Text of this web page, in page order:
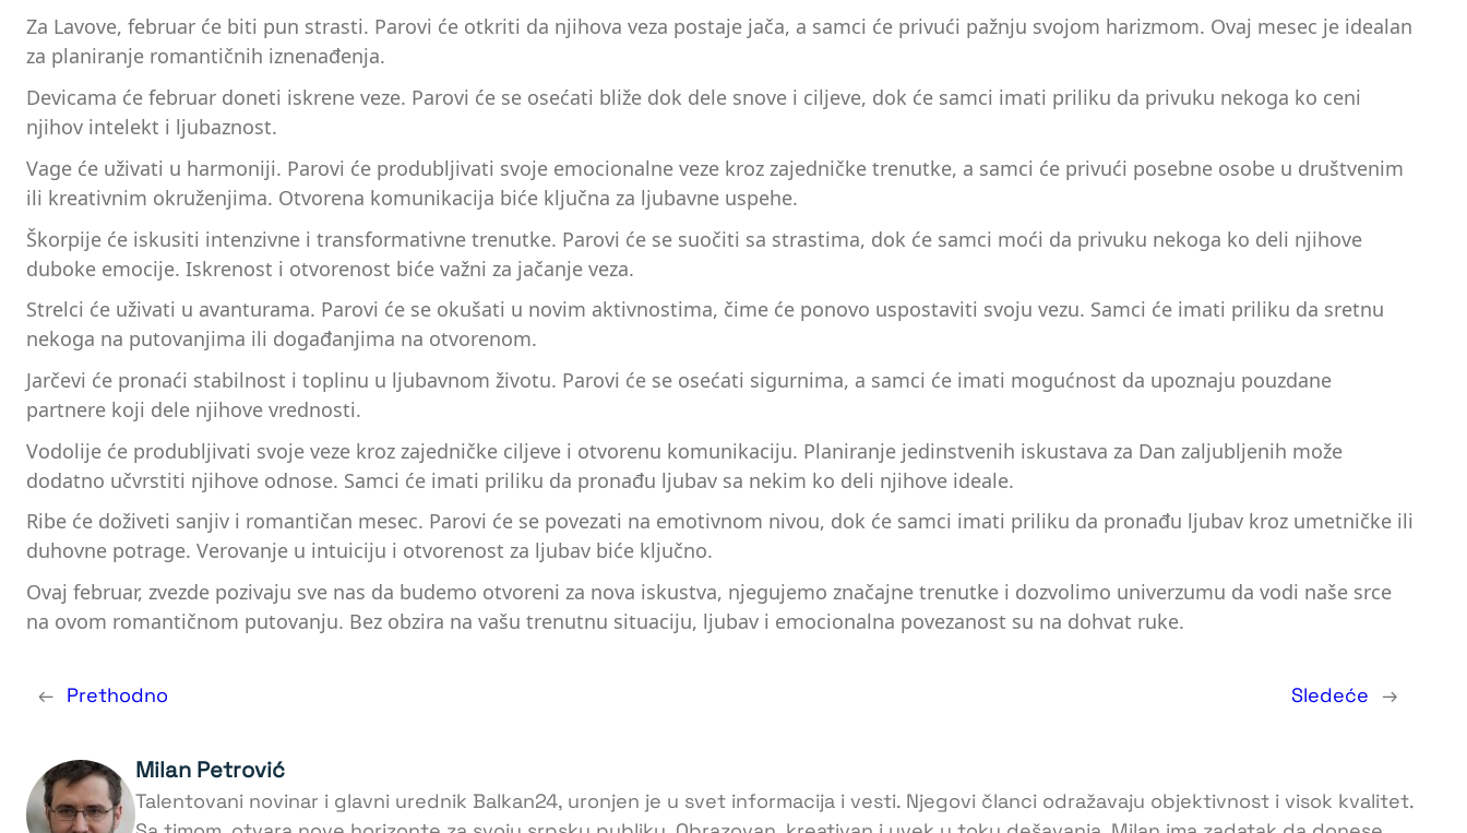
Za Lavove, februar će biti pun strasti. Parovi će otkriti da njihova veza postaje jača, a samci će privući pažnju svojom harizmom. Ovaj mesec je idealan
za planiranje romantičnih iznenađenja.
Devicama će februar doneti iskrene veze. Parovi će se osećati bliže dok dele snove i ciljeve, dok će samci imati priliku da privuku nekoga ko ceni
njihov intelekt i ljubaznost.
Vage će uživati u harmoniji. Parovi će produbljivati svoje emocionalne veze kroz zajedničke trenutke, a samci će privući posebne osobe u društvenim
ili kreativnim okruženjima. Otvorena komunikacija biće ključna za ljubavne uspehe.
Škorpije će iskusiti intenzivne i transformativne trenutke. Parovi će se suočiti sa strastima, dok će samci moći da privuku nekoga ko deli njihove
duboke emocije. Iskrenost i otvorenost biće važni za jačanje veza.
Strelci će uživati u avanturama. Parovi će se okušati u novim aktivnostima, čime će ponovo uspostaviti svoju vezu. Samci će imati priliku da sretnu
nekoga na putovanjima ili događanjima na otvorenom.
Jarčevi će pronaći stabilnost i toplinu u ljubavnom životu. Parovi će se osećati sigurnima, a samci će imati mogućnost da upoznaju pouzdane
partnere koji dele njihove vrednosti.
Vodolije će produbljivati svoje veze kroz zajedničke ciljeve i otvorenu komunikaciju. Planiranje jedinstvenih iskustava za Dan zaljubljenih može
dodatno učvrstiti njihove odnose. Samci će imati priliku da pronađu ljubav sa nekim ko deli njihove ideale.
Ribe će doživeti sanjiv i romantičan mesec. Parovi će se povezati na emotivnom nivou, dok će samci imati priliku da pronađu ljubav kroz umetničke ili
duhovne potrage. Verovanje u intuiciju i otvorenost za ljubav biće ključno.
Ovaj februar, zvezde pozivaju sve nas da budemo otvoreni za nova iskustva, njegujemo značajne trenutke i dozvolimo univerzumu da vodi naše srce
na ovom romantičnom putovanju. Bez obzira na vašu trenutnu situaciju, ljubav i emocionalna povezanost su na dohvat ruke.
← Prethodno Sledeće →
Milan Petrović
Talentovani novinar i glavni urednik Balkan24, uronjen je u svet informacija i vesti. Njegovi članci odražavaju objektivnost i visok kvalitet.